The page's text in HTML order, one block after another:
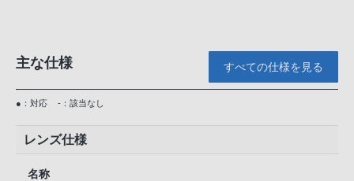
主な仕様 すべての仕様を見る
●：対応 -：該当なし
レンズ仕様
名称